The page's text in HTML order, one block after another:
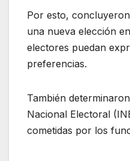
Por esto,
una nueva elección
electores puedan
preferencias.
También
Nacional Electoral
cometidas por los